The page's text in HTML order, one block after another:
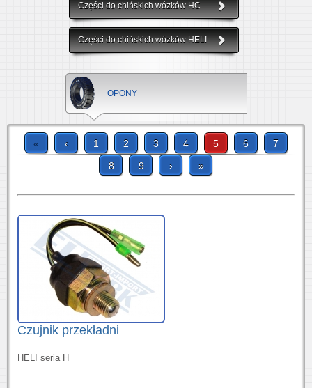
Części do chińskich wózków HC
Części do chińskich wózków HELI
OPONY
« ‹ 1 2 3 4 5 6
7
8
9 › »
Czujnik przekładni
HELI seria H